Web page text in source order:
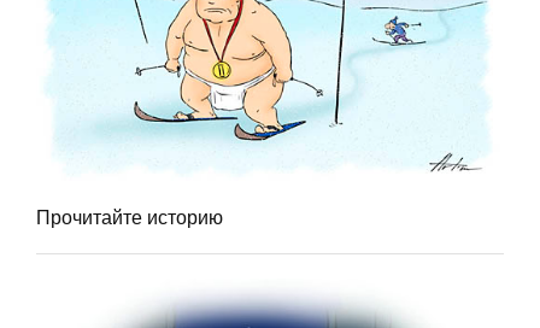
Прочитайте историю